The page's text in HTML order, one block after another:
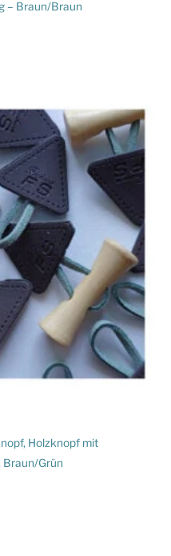
– Braun/Braun
Holzknopf mit
Braun/Grün